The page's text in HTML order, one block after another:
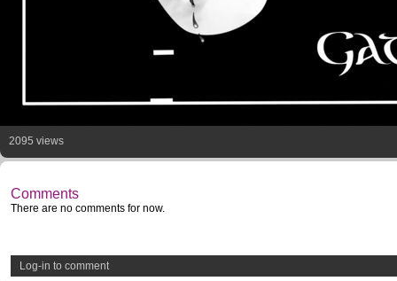
2095 views
Comments
There are no comments for now.
Log-in to comment